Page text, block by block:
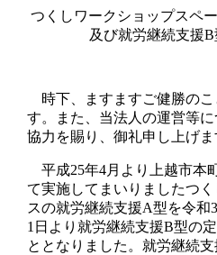
つくしワークショップスペ
及び就労継続支援
時下、ますますご健勝のこ
す。また、当法人の運営等
協力を賜り、御礼申し上げま
平成25年4月より上越市本
て実施してまいりましたつ
スの就労継続支援A型を令和
1日より就労継続支援B型の
ととなりました。就労継続